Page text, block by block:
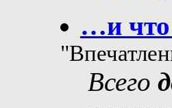
…и что
Всего